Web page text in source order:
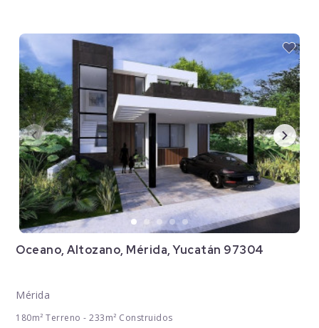
Oceano, Altozano, Mérida, Yucatán 97304
Mérida
180m² Terreno - 233m² Construidos